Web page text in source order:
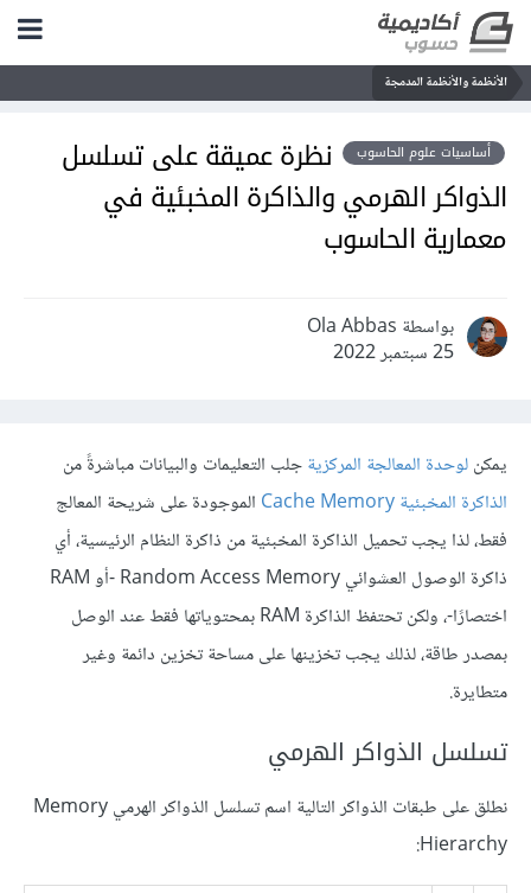
الأنظمة والأنظمة المدمجة
أساسيات علوم الحاسوب
نظرة عميقة على تسلسل
الذواكر الهرمي والذاكرة المخبئية في
معمارية الحاسوب
بواسطة Ola Abbas
25 سبتمبر 2022
يمكنلوحدة المعالجة المركزيةجلب التعليمات والبيانات مباشرةً من
الذاكرة المخبئية Cache Memory
الموجودة على شريحة المعالج
فقط، لذا يجب تحميل الذاكرة المخبئية من ذاكرة النظام الرئيسية، أي
ذاكرة الوصول العشوائي Random Access Memory -أو RAM
اختصارًا-، ولكن تحتفظ الذاكرة RAM بمحتوياتها فقط عند الوصل
بمصدر طاقة، لذلك يجب تخزينها على مساحة تخزين دائمة وغير
متطايرة.
تسلسل الذواكر الهرمي
نطلق على طبقات الذواكر التالية اسم تسلسل الذواكر الهرمي Memory
Hierarchy: